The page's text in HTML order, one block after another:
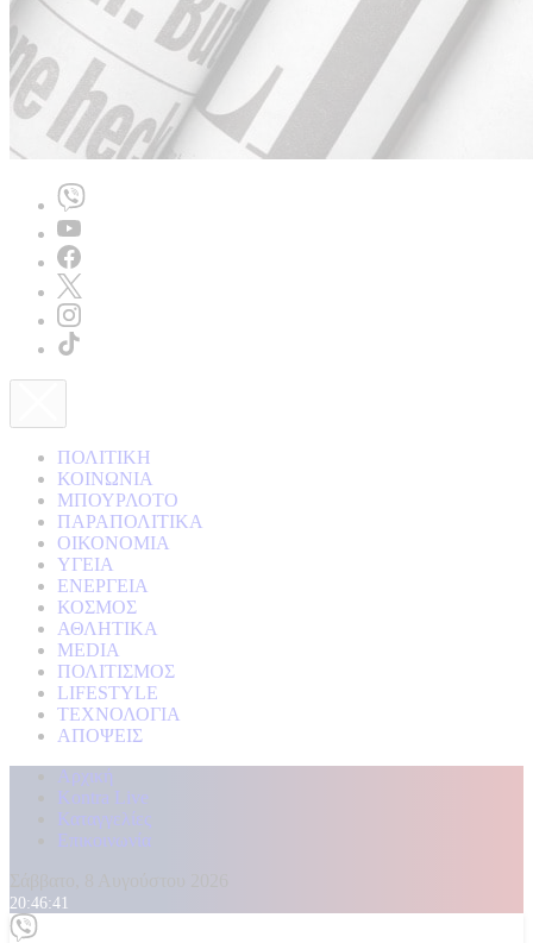
ΠΟΛΙΤΙΚΗ
ΚΟΙΝΩΝΙΑ
ΜΠΟΥΡΛΟΤΟ
ΠΑΡΑΠΟΛΙΤΙΚΑ
ΟΙΚΟΝΟΜΙΑ
ΥΓΕΙΑ
ΕΝΕΡΓΕΙΑ
ΚΟΣΜΟΣ
ΑΘΛΗΤΙΚΑ
MEDIA
ΠΟΛΙΤΙΣΜΟΣ
LIFESTYLE
ΤΕΧΝΟΛΟΓΙΑ
ΑΠΟΨΕΙΣ
Αρχική
Kontra Live
Καταγγελίες
Επικοινωνία
20:46:43